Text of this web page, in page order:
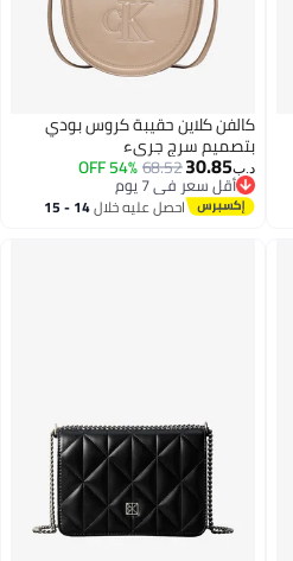
2
كالفن كلاين حقيبة كروس بودي
بتصميم سرج جريء
د.ب‏30.85
68.52
54% OFF
أقل سعر في 7 يوم
أقل سعر في 7 يوماحصل عليه خلال 14 - 15